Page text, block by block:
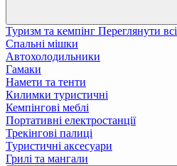
Туризм та кемпінг Переглянути всі
Спальні мішки
Автохолодильники
Гамаки
Намети та тенти
Килимки туристичні
Кемпінгові меблі
Портативні електростанції
Трекінгові палиці
Туристичні аксесуари
Грилі та мангали